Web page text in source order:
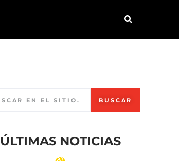
BUSCAR
ÚLTIMAS NOTICIAS